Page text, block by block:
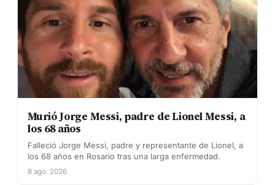
Murió Jorge Messi, padre de Lionel Messi, a
los 68 años
Falleció Jorge Messi, padre y representante de Lionel, a
los 68 años en Rosario tras una larga enfermedad.
8 ago. 2026